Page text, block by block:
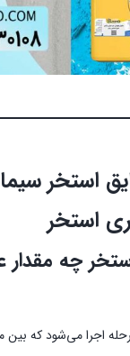
استخر
استخر
چه مقدار
اجرا می‌شود که بین